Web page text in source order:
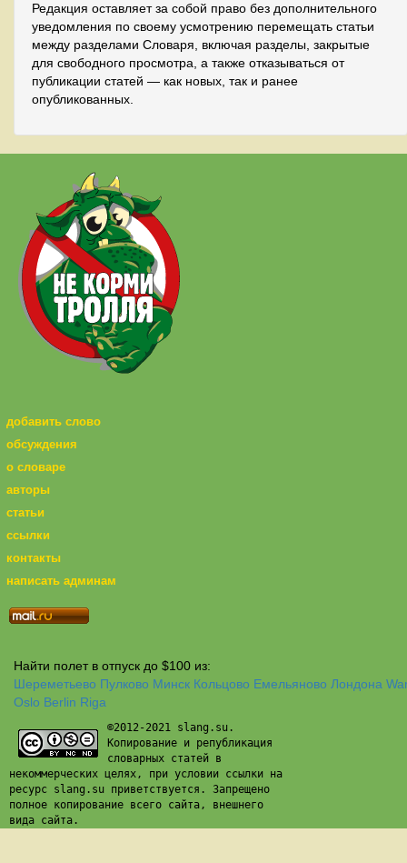
Редакция оставляет за собой право без дополнительного
уведомления по своему усмотрению перемещать статьи
между разделами Словаря, включая разделы, закрытые
для свободного просмотра, а также отказываться от
публикации статей — как новых, так и ранее
опубликованных.
добавить слово
обсуждения
о словаре
авторы
статьи
ссылки
контакты
написать админам
Найти полет в отпуск до $100 из:
Шереметьево Пулково Минск Кольцово Емельяново Лондона
Oslo Berlin Riga
©2012-2021 slang.su.
Копирование и републикация
словарных статей в
некоммерческих целях, при условии ссылки на
ресурс slang.su приветствуется. Запрещено
полное копирование всего сайта, внешнего
вида сайта.